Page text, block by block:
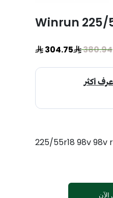
Winrun 225/
380.94
304.75
225/55r18 98v 98v